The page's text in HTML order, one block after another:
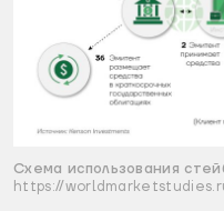
Схема использования
https://